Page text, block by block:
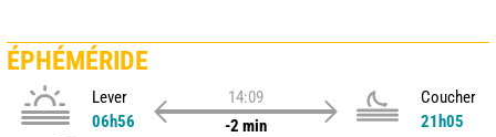
ÉPHÉMÉRIDE
Lever
06h56
14:09
-2 min
Coucher
21h05